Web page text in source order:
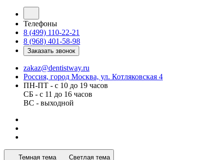
Телефоны
8 (499) 110-22-21
8 (968) 401-58-98
Заказать звонок
zakaz@dentistway.ru
Россия, город Москва, ул. Котляковская 4
ПН-ПТ - с 10 до 19 часов
СБ - с 11 до 16 часов
ВС - выходной
Темная тема Светлая тема